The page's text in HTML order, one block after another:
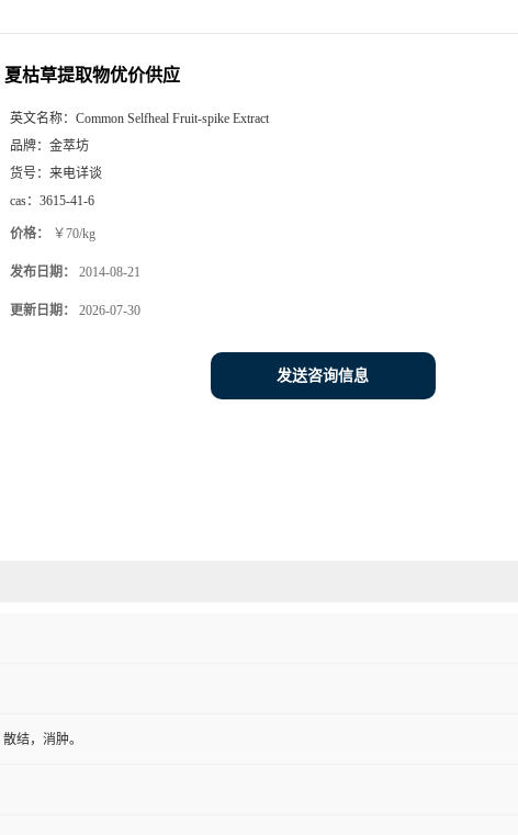
夏枯草提取物优价供应
英文名称： Common Selfheal Fruit-spike Extract
品牌： 金萃坊
货号： 来电详谈
cas： 3615-41-6
价格： ￥70/kg
发布日期： 2014-08-21
更新日期： 2026-07-30
发送咨询信息
结，消肿。